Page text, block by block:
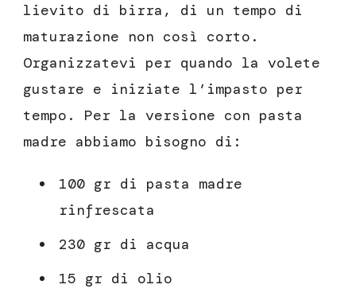
lievito di birra, di un tempo di
maturazione non così corto.
Organizzatevi per quando la volete
gustare e iniziate l’impasto per
tempo. Per la versione con pasta
madre abbiamo bisogno di:
100 gr di pasta madre
rinfrescata
230 gr di acqua
15 gr di olio